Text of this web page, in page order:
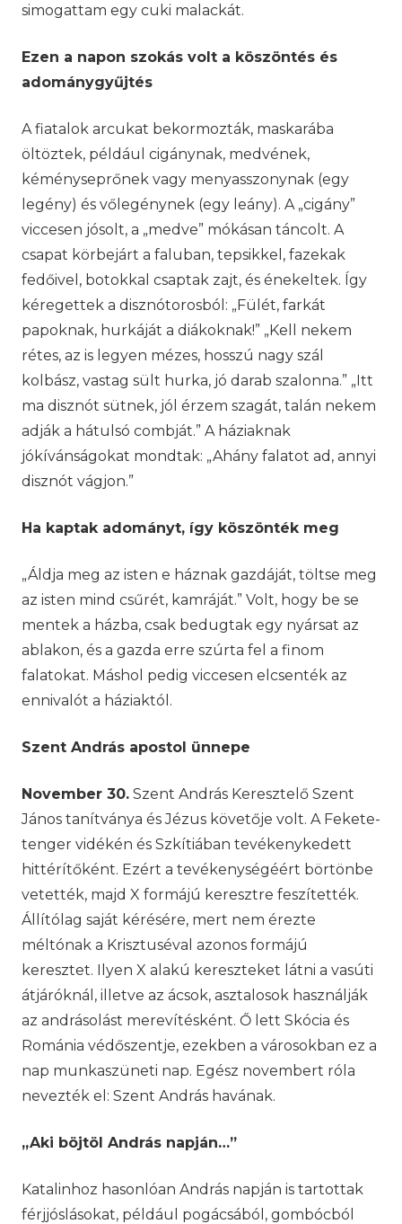
simogattam egy cuki malackát.
Ezen a napon szokás volt a köszöntés és
adománygyűjtés
A fiatalok arcukat bekormozták, maskarába
öltöztek, például cigánynak, medvének,
kéményseprőnek vagy menyasszonynak (egy
legény) és vőlegénynek (egy leány). A „cigány”
viccesen jósolt, a „medve” mókásan táncolt. A
csapat körbejárt a faluban, tepsikkel, fazekak
fedőivel, botokkal csaptak zajt, és énekeltek. Így
kéregettek a disznótorosból: „Fülét, farkát
papoknak, hurkáját a diákoknak!” „Kell nekem
rétes, az is legyen mézes, hosszú nagy szál
kolbász, vastag sült hurka, jó darab szalonna.” „Itt
ma disznót sütnek, jól érzem szagát, talán nekem
adják a hátulsó combját.” A háziaknak
jókívánságokat mondtak: „Ahány falatot ad, annyi
disznót vágjon.”
Ha kaptak adományt, így köszönték meg
„Áldja meg az isten e háznak gazdáját, töltse meg
az isten mind csűrét, kamráját.” Volt, hogy be se
mentek a házba, csak bedugtak egy nyársat az
ablakon, és a gazda erre szúrta fel a finom
falatokat. Máshol pedig viccesen elcsenték az
ennivalót a háziaktól.
Szent András apostol ünnepe
November 30. Szent András Keresztelő Szent
János tanítványa és Jézus követője volt. A Fekete-
tenger vidékén és Szkítiában tevékenykedett
hittérítőként. Ezért a tevékenységéért börtönbe
vetették, majd X formájú keresztre feszítették.
Állítólag saját kérésére, mert nem érezte
méltónak a Krisztuséval azonos formájú
keresztet. Ilyen X alakú kereszteket látni a vasúti
átjáróknál, illetve az ácsok, asztalosok használják
az andrásolást merevítésként. Ő lett Skócia és
Románia védőszentje, ezekben a városokban ez a
nap munkaszüneti nap. Egész novembert róla
nevezték el: Szent András havának.
„Aki böjtöl András napján…”
Katalinhoz hasonlóan András napján is tartottak
férjjóslásokat, például pogácsából, gombócból